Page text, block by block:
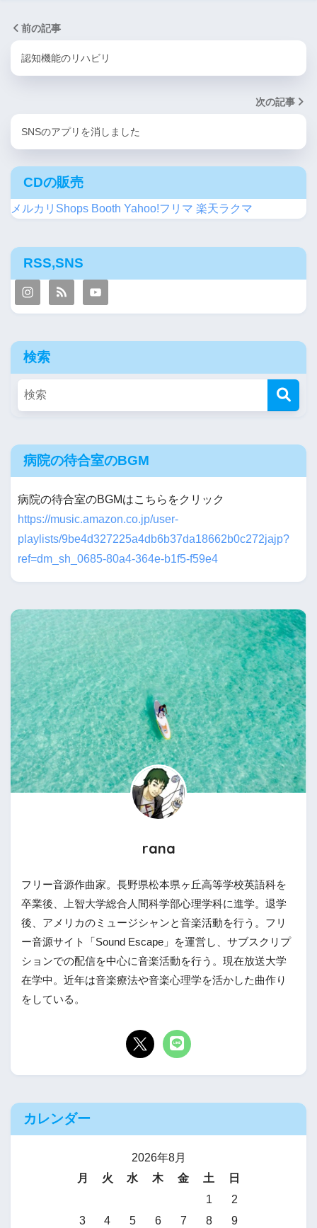
前の記事
認知機能のリハビリ
次の記事
SNSのアプリを消しました
CDの販売
メルカリShops Booth Yahoo!フリマ 楽天ラクマ
RSS,SNS
検索
病院の待合室のBGM
病院の待合室のBGMはこちらをクリック
https://music.amazon.co.jp/user-
playlists/9be4d327225a4db6b37da18662b0c272jajp?
ref=dm_sh_0685-80a4-364e-b1f5-f59e4
rana
フリー音源作曲家。長野県松本県ヶ丘高等学校英語科を
卒業後、上智大学総合人間科学部心理学科に進学。退学
後、アメリカのミュージシャンと音楽活動を行う。フリ
ー音源サイト「Sound Escape」を運営し、サブスクリプ
ションでの配信を中心に音楽活動を行う。現在放送大学
在学中。近年は音楽療法や音楽心理学を活かした曲作り
をしている。
カレンダー
2026年8月
月
火 水 木 金 土
日
1
2
3
4 5 6 7 8
9